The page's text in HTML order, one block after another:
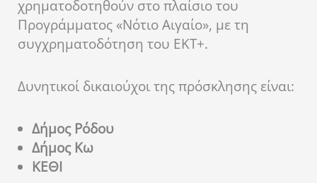
χρηματοδοτηθούν στο πλαίσιο του
Προγράμματος «Νότιο Αιγαίο», με τη
συγχρηματοδότηση του ΕΚΤ+.
Δυνητικοί δικαιούχοι της πρόσκλησης είναι:
Δήμος Ρόδου
Δήμος Κω
ΚΕΘΙ